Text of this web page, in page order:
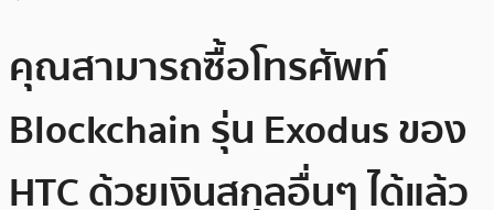
คุณสามารถซื้อโทรศัพท์
Blockchain รุ่น Exodus ของ
HTC ด้วยเงินสกุลอื่นๆ ได้แล้ว